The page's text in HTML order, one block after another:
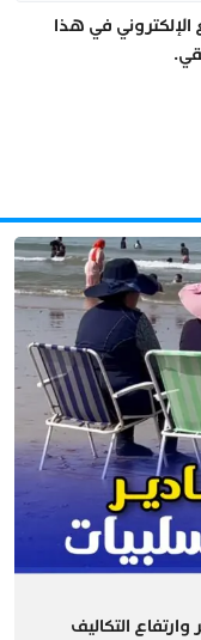
في هذا
وارتفاع التكاليف